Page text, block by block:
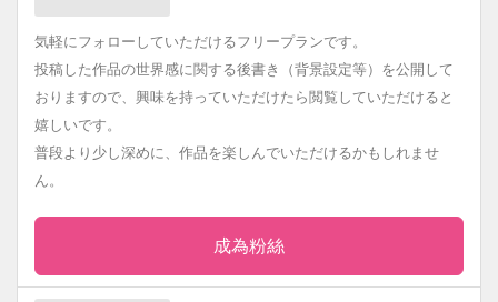
気軽にフォローしていただけるフリープランです。
投稿した作品の世界感に関する後書き（背景設定等）を公開して
おりますので、興味を持っていただけたら閲覧していただけると
嬉しいです。
普段より少し深めに、作品を楽しんでいただけるかもしれませ
ん。
成為粉絲